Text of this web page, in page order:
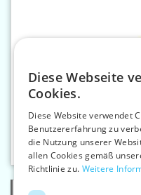
1
Diese Webseite
Cookies.
Diese Website verwendet
Benutzererfahrung zu
die Nutzung unserer
allen Cookies gemäß
Richtlinie zu. Weitere